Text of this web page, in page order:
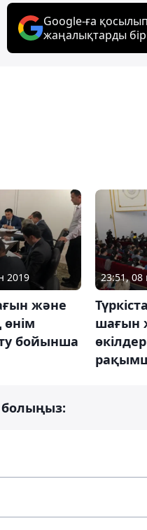
Google-ға
жаңалықтарды
2019
және
өнім
бойынша
23:51, 08
шағын